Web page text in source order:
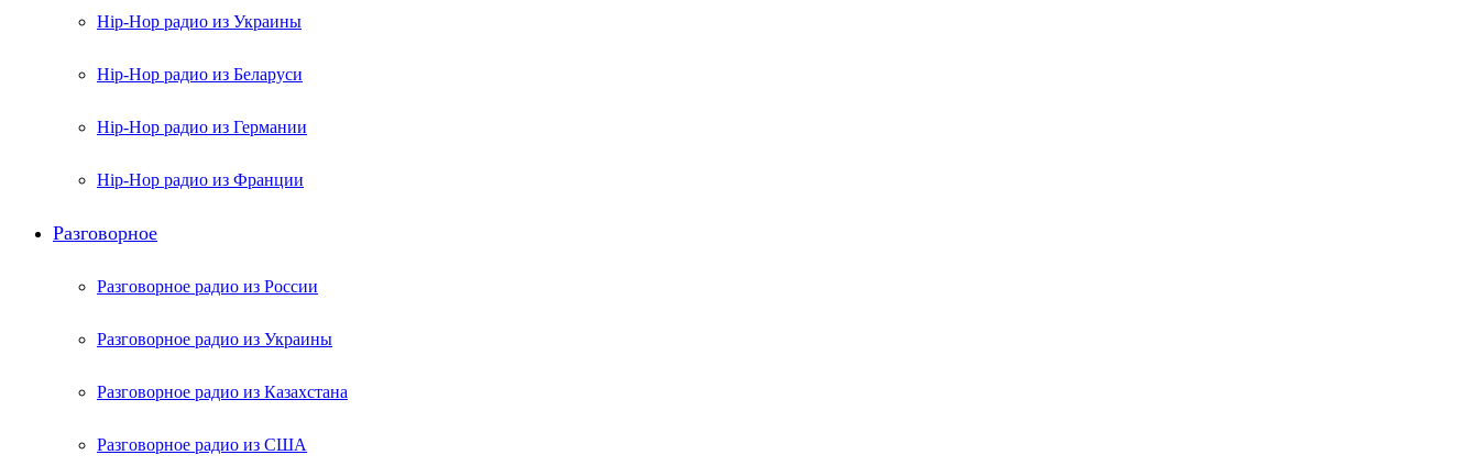
Hip-Hop радио из Украины
Hip-Hop радио из Беларуси
Hip-Hop радио из Германии
Hip-Hop радио из Франции
Разговорное
Разговорное радио из России
Разговорное радио из Украины
Разговорное радио из Казахстана
Разговорное радио из США